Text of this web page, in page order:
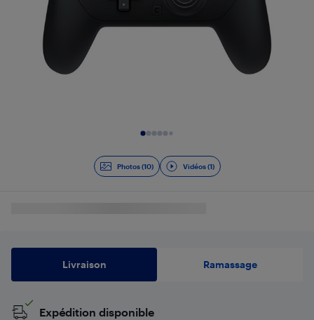
Photos (10) Vidéos (1)
Livraison Ramassage
Expédition disponible